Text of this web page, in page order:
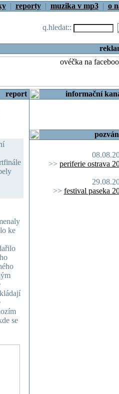
| reporty| muzika v mp3| o
q.hledat::
report
ke
se
informační
>> periferie ostrava
>> festival paseka